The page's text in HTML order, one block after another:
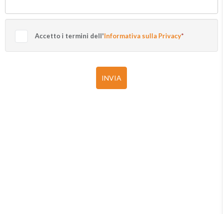
Accetto i termini dell'Informativa sulla Privacy*
INVIA